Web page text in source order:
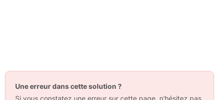
Une erreur dans cette solution ?
Si vous constatez une erreur sur cette page, n'hésitez pas